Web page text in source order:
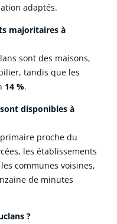
adaptés.
majoritaires à
sont des maisons,
tandis que les
14 %.
disponibles à
proche du
les établissements
communes voisines,
de minutes
?